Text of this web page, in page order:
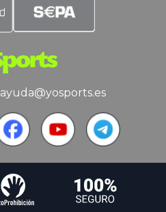
ayuda@yosports.es